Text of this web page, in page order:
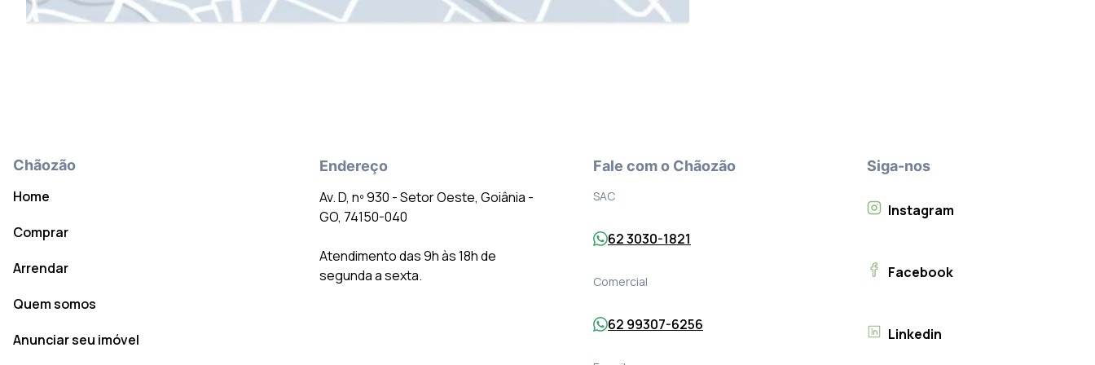
Chãozão
Home
Comprar
Arrendar
Quem somos
Anunciar seu imóvel
Endereço
Av. D, nº 930 - Setor Oeste, Goiânia -
GO, 74150-040
Atendimento das 9h às 18h de
segunda a sexta.
Fale com o Chãozão
SAC
62 3030-1821
Comercial
62 99307-6256
Siga-nos
Instagram
Facebook
Linkedin